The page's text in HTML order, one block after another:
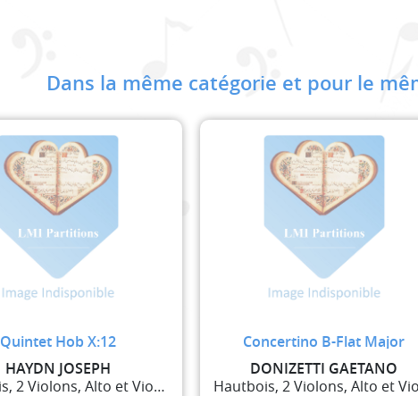
Dans la même catégorie et pour le
Quintet Hob X:12
HAYDN JOSEPH
Hautbois, 2 Violons, Alto et Violoncelle
Concertino B-Flat Major
DONIZETTI GAETANO